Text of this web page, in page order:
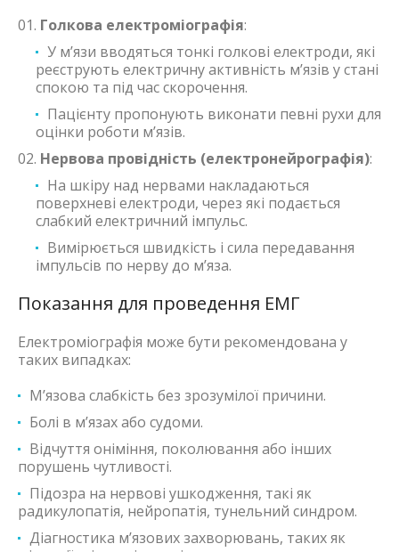
Голкова електроміографія:
У м’язи вводяться тонкі голкові електроди, які
реєструють електричну активність м’язів у стані
спокою та під час скорочення.
Пацієнту пропонують виконати певні рухи для
оцінки роботи м’язів.
Нервова провідність (електронейрографія):
На шкіру над нервами накладаються
поверхневі електроди, через які подається
слабкий електричний імпульс.
Вимірюється швидкість і сила передавання
імпульсів по нерву до м’яза.
Показання для проведення ЕМГ
Електроміографія може бути рекомендована у
таких випадках:
М’язова слабкість без зрозумілої причини.
Болі в м’язах або судоми.
Відчуття оніміння, поколювання або інших
порушень чутливості.
Підозра на нервові ушкодження, такі як
радикулопатія, нейропатія, тунельний синдром.
Діагностика м’язових захворювань, таких як